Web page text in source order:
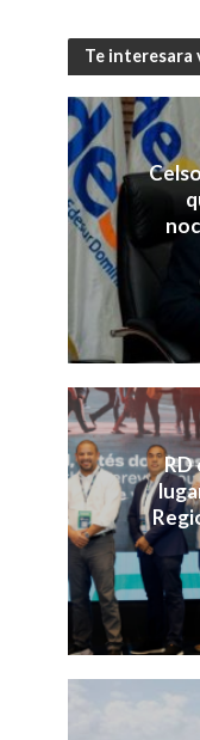
Te interesara
RD